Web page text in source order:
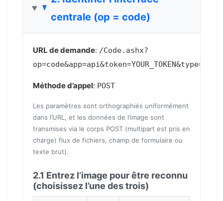
centrale (op = code)
URL de demande: /Code.ashx?
op=code&app=api&token=YOUR_TOKEN&type=0
Méthode d’appel: POST
Les paramètres sont orthographiés uniformément
dans l’URL, et les données de l’image sont
transmises via le corps POST (multipart est pris en
charge) flux de fichiers, champ de formulaire ou
texte brut).
2.1 Entrez l’image pour être reconnu
(choisissez l’une des trois)